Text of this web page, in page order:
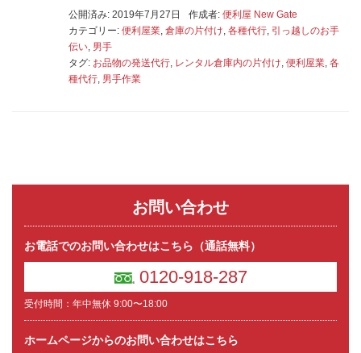
公開済み: 2019年7月27日 作成者: 便利屋 New Gate
カテゴリー: 便利屋業 倉庫の片付け 各種代行 引っ越しのお手
伝い 男手
タグ: お品物の発送代行 レンタル倉庫内の片付け 便利屋業 各
種代行 男手作業
お問い合わせ
お電話でのお問い合わせはこちら（通話無料）
0120-918-287
受付時間：年中無休 9:00〜18:00
ホームページからのお問い合わせはこちら